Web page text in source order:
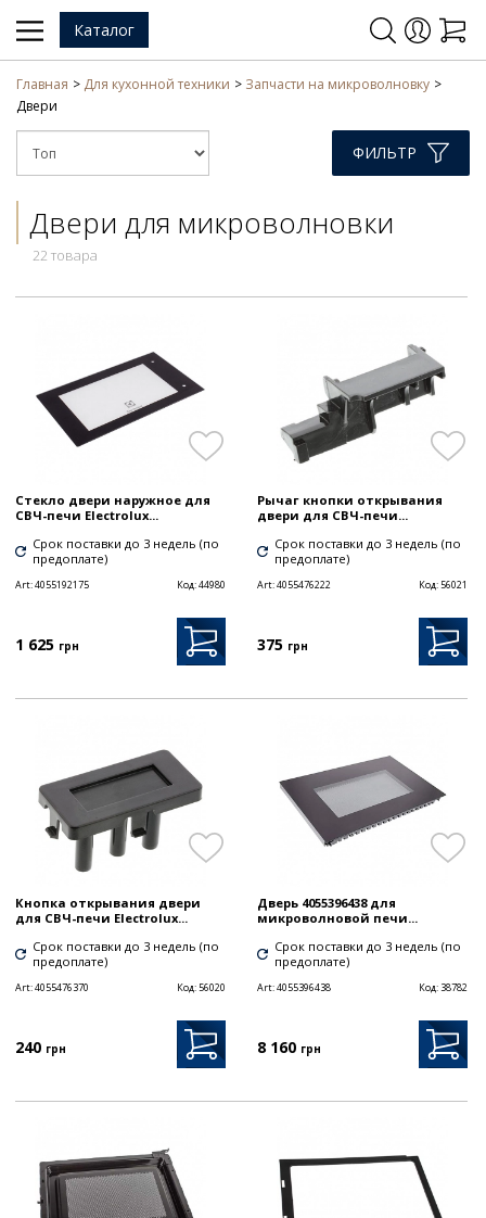
Каталог
Главная Для кухонной техники
Запчасти на микроволновку
Двери
ФИЛЬТР
Двери для микроволновки
22 товара
Стекло двери наружное для
СВЧ-печи Electrolux...
Срок поставки до 3 недель (по
предоплате)
Art:4055192175 Код:44980
1 625 грн
Рычаг кнопки открывания
двери для СВЧ-печи...
Срок поставки до 3 недель (по
предоплате)
Art:4055476222 Код:56021
375 грн
Кнопка открывания двери
для СВЧ-печи Electrolux...
Срок поставки до 3 недель (по
предоплате)
Art:4055476370 Код: 56020
240 грн
Дверь 4055396438 для
микроволновой печи...
Срок поставки до 3 недель (по
предоплате)
Art:4055396438 Код: 38782
8 160 грн